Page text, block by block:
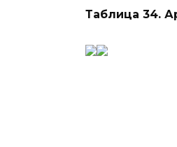
Таблица 34.